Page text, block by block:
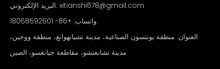
البريد الإلكتروني: xitianshi678@gmail.com
واتساب: +86- 18068592601
العنوان: منطقة يونتسون الصناعية، مدينة تشيانهوانغ، منطقة ووجين،
مدينة تشانغتشو، مقاطعة جيانغسو، الصين